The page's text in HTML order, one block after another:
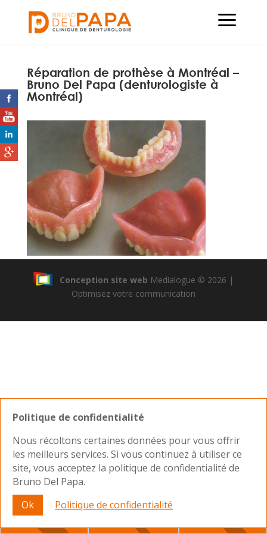
Réparation de prothèse à Montréal –
Bruno Del Papa (denturologiste à
Montréal)
Conception site web Medialogue © 2026 |
Optimisez votre communication
Politique de confidentialité
Nous récoltons certaines données pour vous offrir
les meilleurs services. Si vous continuez à utiliser ce
site, vous acceptez la politique de confidentialité de
Bruno Del Papa.
Ok
Politique de confidentialité